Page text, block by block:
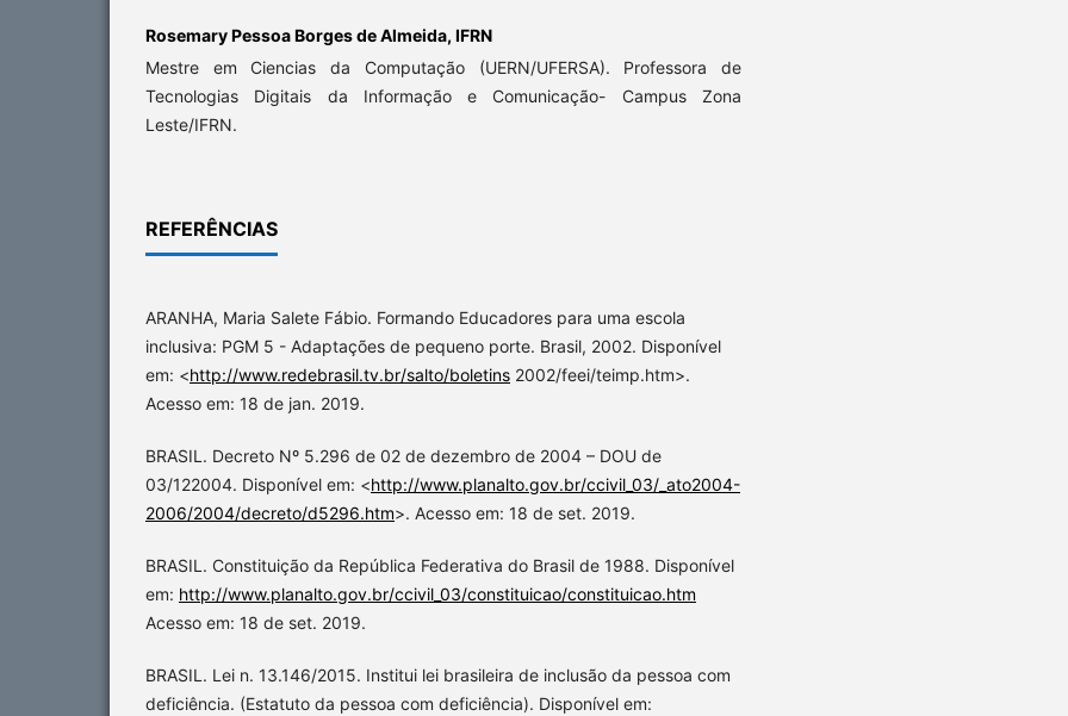
Rosemary Pessoa Borges de Almeida, IFRN
Mestre em Ciencias da Computação (UERN/UFERSA). Professora de
Tecnologias Digitais da Informação e Comunicação- Campus Zona
Leste/IFRN.
REFERÊNCIAS
ARANHA, Maria Salete Fábio. Formando Educadores para uma escola
inclusiva: PGM 5 - Adaptações de pequeno porte. Brasil, 2002. Disponível
em: <http://www.redebrasil.tv.br/salto/boletins 2002/feei/teimp.htm>.
Acesso em: 18 de jan. 2019.
BRASIL. Decreto Nº 5.296 de 02 de dezembro de 2004 – DOU de
03/122004. Disponível em: <http://www.planalto.gov.br/ccivil_03/_ato2004-
2006/2004/decreto/d5296.htm>. Acesso em: 18 de set. 2019.
BRASIL. Constituição da República Federativa do Brasil de 1988. Disponível
em: http://www.planalto.gov.br/ccivil_03/constituicao/constituicao.htm
Acesso em: 18 de set. 2019.
BRASIL. Lei n. 13.146/2015. Institui lei brasileira de inclusão da pessoa com
deficiência. (Estatuto da pessoa com deficiência). Disponível em: